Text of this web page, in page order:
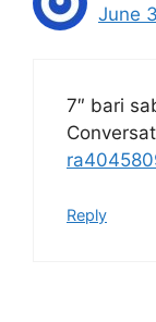
June
7″ bari
Reply